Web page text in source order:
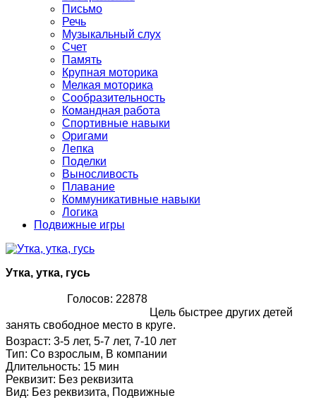
Письмо
Речь
Музыкальный слух
Счет
Память
Крупная моторика
Мелкая моторика
Сообразительность
Командная работа
Спортивные навыки
Оригами
Лепка
Поделки
Выносливость
Плавание
Коммуникативные навыки
Логика
Подвижные игры
Утка, утка, гусь
Голосов: 22878
Цель быстрее других детей
занять свободное место в круге.
Возраст: 3-5 лет, 5-7 лет, 7-10 лет
Тип: Со взрослым, В компании
Длительность: 15 мин
Реквизит: Без реквизита
Вид: Без реквизита, Подвижные